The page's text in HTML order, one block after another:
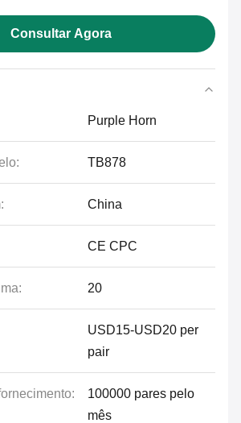
Consultar Agora
Purple Horn
TB878
China
CE CPC
20
USD15-USD20 per
pair
100000 pares pelo
mês